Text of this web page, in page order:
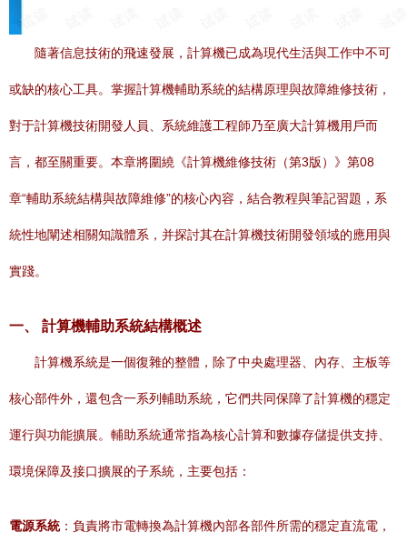
隨著信息技術的飛速發展，計算機已成為現代生活與工作中不可
或缺的核心工具。掌握計算機輔助系統的結構原理與故障維修技術，
對于計算機技術開發人員、系統維護工程師乃至廣大計算機用戶而
言，都至關重要。本章將圍繞《計算機維修技術（第3版）》第08
章“輔助系統結構與故障維修”的核心內容，結合教程與筆記習題，系
統性地闡述相關知識體系，并探討其在計算機技術開發領域的應用與
實踐。
一、 計算機輔助系統結構概述
計算機系統是一個復雜的整體，除了中央處理器、內存、主板等
核心部件外，還包含一系列輔助系統，它們共同保障了計算機的穩定
運行與功能擴展。輔助系統通常指為核心計算和數據存儲提供支持、
環境保障及接口擴展的子系統，主要包括：
電源系統：負責將市電轉換為計算機內部各部件所需的穩定直流電，